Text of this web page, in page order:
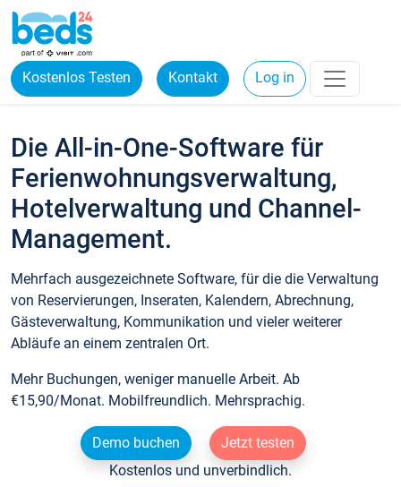
Kostenlos Testen Kontakt Log in
Die All-in-One-Software für
Ferienwohnungsverwaltung,
Hotelverwaltung und Channel-
Management.
Mehrfach ausgezeichnete Software, für die die Verwaltung
von Reservierungen, Inseraten, Kalendern, Abrechnung,
Gästeverwaltung, Kommunikation und vieler weiterer
Abläufe an einem zentralen Ort.
Mehr Buchungen, weniger manuelle Arbeit. Ab
€15,90/Monat. Mobilfreundlich. Mehrsprachig.
Demo buchen
Jetzt testen
Kostenlos und unverbindlich.